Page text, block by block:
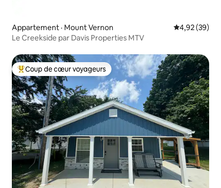
Appartement · Mount Vernon Note
4,92 (39)
Le Creekside par Davis Properties MTV
Coup de cœur voyageurs parmi les plus aimés
Coup de cœur voyageurs